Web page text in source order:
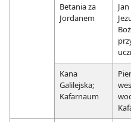
Betania za
Jordanem
Kana
Galilejska;
Kafarnaum